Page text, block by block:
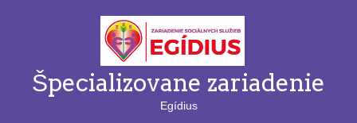
Špecializovane zariadenie
Egídius